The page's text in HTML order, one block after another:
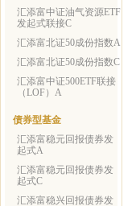
汇添富中证油气资源ETF
发起式联接C
汇添富北证50成份指数A
汇添富北证50成份指数C
汇添富中证500ETF联接
（LOF）A
债券型基金
汇添富稳元回报债券发
起式A
汇添富稳元回报债券发
起式C
汇添富稳兴回报债券发